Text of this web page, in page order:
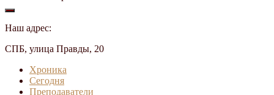
Наш адрес:
СПБ, улица Правды, 20
Хроника
Сегодня
Преподаватели